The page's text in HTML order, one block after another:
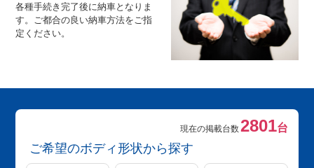
各種手続き完了後に納車となりま
す。ご都合の良い納車方法をご指
定ください。
現在の掲載台数2801台
ご希望のボディ形状から探す